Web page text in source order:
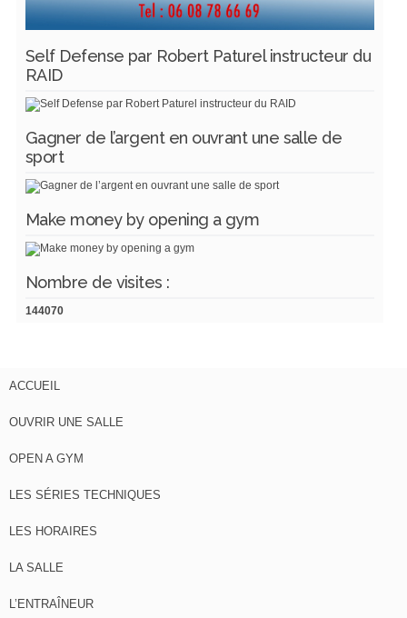
Self Defense par Robert Paturel instructeur du
RAID
Gagner de l’argent en ouvrant une salle de
sport
Make money by opening a gym
Nombre de visites :
144070
ACCUEIL
OUVRIR UNE SALLE
OPEN A GYM
LES SÉRIES TECHNIQUES
LES HORAIRES
LA SALLE
L’ENTRAÎNEUR